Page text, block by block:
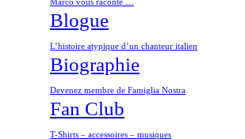
Blogue
L’histoire atypique d’un chanteur italien
Biographie
Devenez membre de Famiglia Nostra
Fan Club
T-Shirts – accessoires – musiques